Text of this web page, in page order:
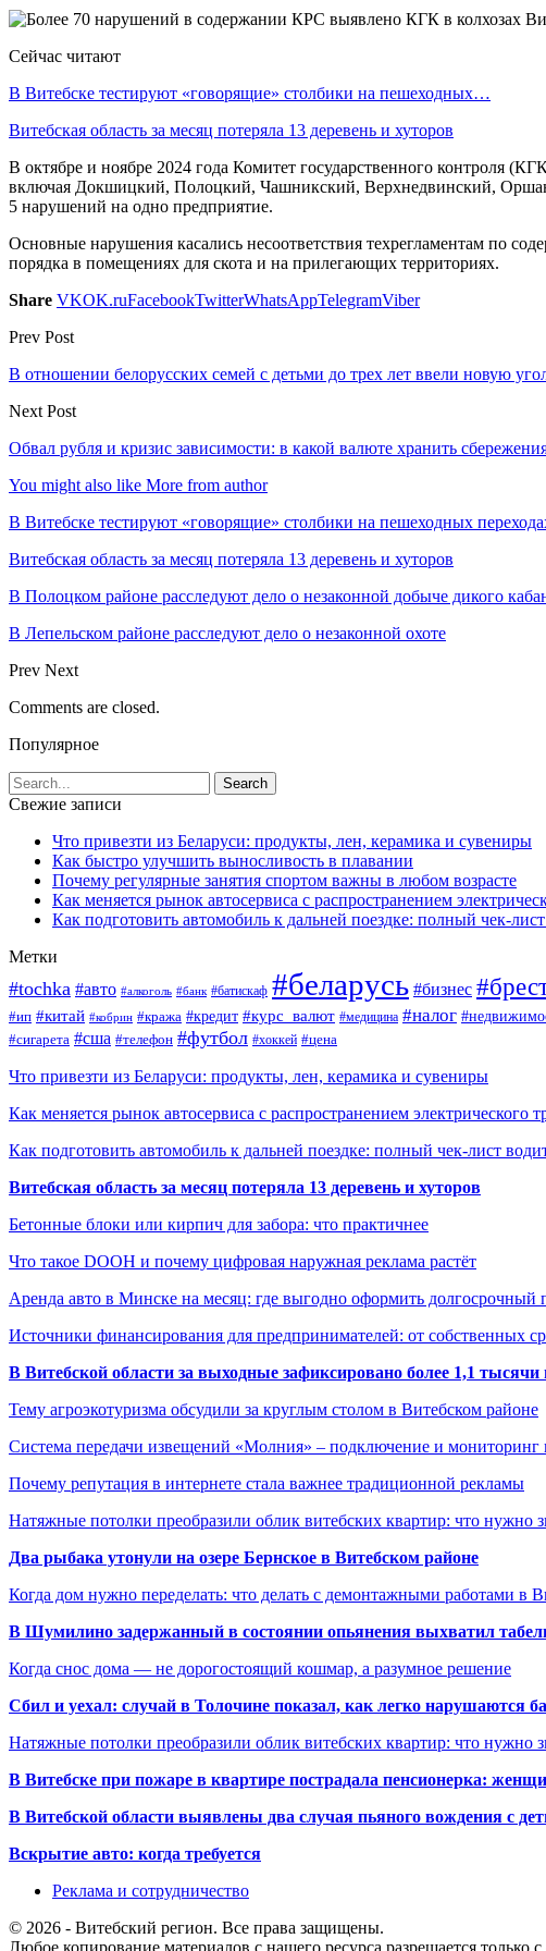
Сейчас читают
В Витебске тестируют «говорящие» столбики на пешеходных…
Витебская область за месяц потеряла 13 деревень и хуторов
В октябре и ноябре 2024 года Комитет государственного контроля
включая Докшицкий, Полоцкий, Чашникский, Верхнедвинский,
5 нарушений на одно предприятие.
Основные нарушения касались несоответствия техрегламентам по
порядка в помещениях для скота и на прилегающих территориях.
Share VKOK.ruFacebookTwitterWhatsAppTelegramViber
Prev Post
В отношении белорусских семей с детьми до трех лет ввели новую
Next Post
Обвал рубля и кризис зависимости: в какой валюте хранить
You might also like More from author
В Витебске тестируют «говорящие» столбики на пешеходных
Витебская область за месяц потеряла 13 деревень и хуторов
В Полоцком районе расследуют дело о незаконной добыче дикого
В Лепельском районе расследуют дело о незаконной охоте
Prev Next
Comments are closed.
Популярное
Свежие записи
Что привезти из Беларуси: продукты, лен, керамика и сувениры
Как быстро улучшить выносливость в плавании
Почему регулярные занятия спортом важны в любом возрасте
Как меняется рынок автосервиса с распространением
Как подготовить автомобиль к дальней поездке: полный чек-
Метки
#tochka #авто #алкоголь #банк #батискаф #беларусь #бизнес
#ип #китай #кобрин #кража #кредит #курс_валют #медицина #налог
#сигарета #сша #телефон #футбол #хоккей #цена
Что привезти из Беларуси: продукты, лен, керамика и сувениры
Как меняется рынок автосервиса с распространением электрического
Как подготовить автомобиль к дальней поездке: полный чек-лист
Витебская область за месяц потеряла 13 деревень и хуторов
Бетонные блоки или кирпич для забора: что практичнее
Что такое DOOH и почему цифровая наружная реклама растёт
Аренда авто в Минске на месяц: где выгодно оформить долгосрочный
Источники финансирования для предпринимателей: от собственных
В Витебской области за выходные зафиксировано более 1,1
Тему агроэкотуризма обсудили за круглым столом в Витебском районе
Система передачи извещений «Молния» – подключение и мониторинг
Почему репутация в интернете стала важнее традиционной рекламы
Натяжные потолки преобразили облик витебских квартир: что нужно
Два рыбака утонули на озере Бернское в Витебском районе
Когда дом нужно переделать: что делать с демонтажными работами в
В Шумилино задержанный в состоянии опьянения выхватил
Когда снос дома — не дорогостоящий кошмар, а разумное решение
Сбил и уехал: случай в Толочине показал, как легко нарушаются
Натяжные потолки преобразили облик витебских квартир: что нужно
В Витебске при пожаре в квартире пострадала пенсионерка:
В Витебской области выявлены два случая пьяного вождения с
Вскрытие авто: когда требуется
Реклама и сотрудничество
© 2026 - Витебский регион. Все права защищены.
Любое копирование материалов с нашего ресурса разрешается только